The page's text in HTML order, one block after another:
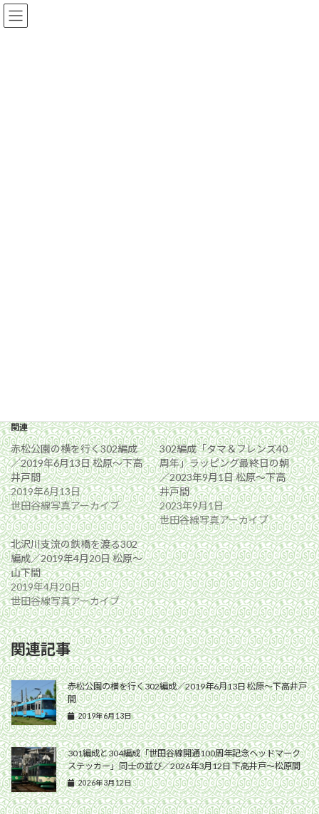
コ
ン
ナ
ビ
関連
赤松公園の横を行く302編成
／2019年6月13日 松原〜下高
井戸間
2019年6月13日
世田谷線写真アーカイブ
302編成「タマ＆フレンズ40
周年」ラッピング最終日の朝
／2023年9月1日 松原〜下高
井戸間
2023年9月1日
世田谷線写真アーカイブ
北沢川支流の鉄橋を渡る302
編成／2019年4月20日 松原〜
山下間
2019年4月20日
世田谷線写真アーカイブ
関連記事
赤松公園の横を行く302編成／2019年6月13日 松原〜下高井戸
間
2019年6月13日
301編成と304編成「世田谷線開通100周年記念ヘッドマーク
ステッカー」同士の並び／2026年3月12日 下高井戸〜松原間
2026年3月12日